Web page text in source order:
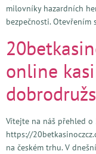
milovníky hazardních
bezpečnosti. Otevřením
online
Vítejte na náš přehled o
https://
na českém trhu. V